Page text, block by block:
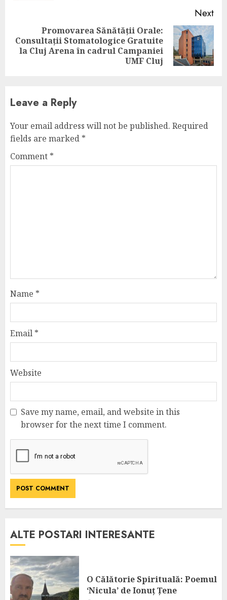
Next
Next
post:
Promovarea Sănătății Orale:
Consultații Stomatologice Gratuite
la Cluj Arena în cadrul Campaniei
UMF Cluj
Leave a Reply
Your email address will not be published. Required
fields are marked *
Comment *
Name *
Email *
Website
Save my name, email, and website in this
browser for the next time I comment.
ALTE POSTARI INTERESANTE
O Călătorie Spirituală: Poemul
‘Nicula’ de Ionuț Țene